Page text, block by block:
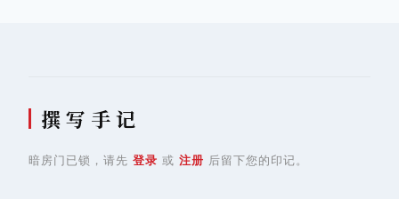
撰 写 手 记
暗房门已锁，请先 登录 或 注册 后留下您的印记。